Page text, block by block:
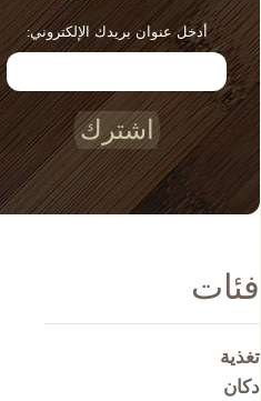
أدخل عنوان بريدك الإلكتروني:
اشترك
فئات
تغذية
دكان